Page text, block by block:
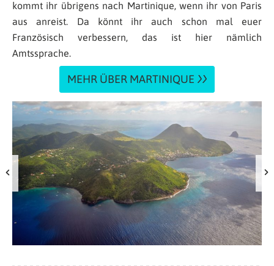
kommt ihr übrigens nach Martinique, wenn ihr von Paris
aus anreist. Da könnt ihr auch schon mal euer
Französisch verbessern, das ist hier nämlich
Amtssprache.
MEHR ÜBER MARTINIQUE